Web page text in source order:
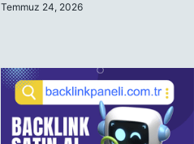
Temmuz 24, 2026